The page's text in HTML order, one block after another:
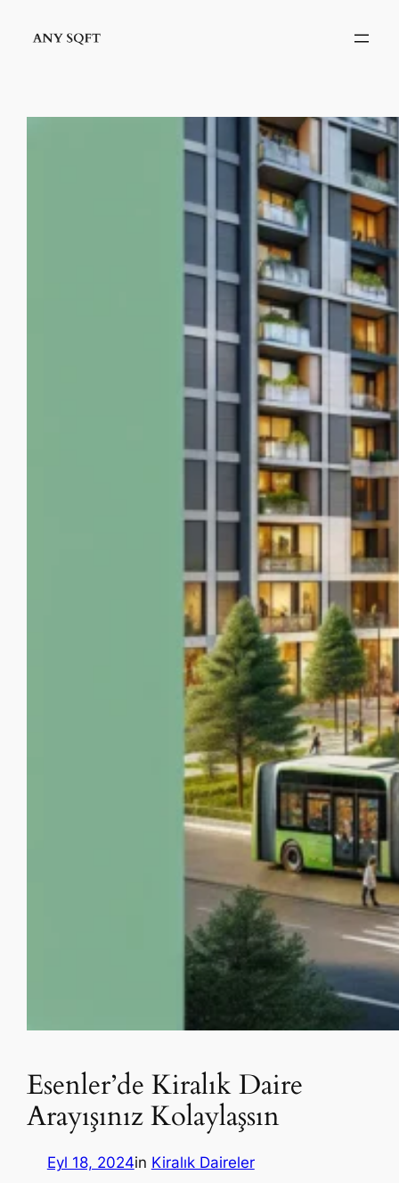
Esenler’de Kiralık Daire
Arayışınız Kolaylaşsın
Eyl 18, 2024in Kiralık Daireler